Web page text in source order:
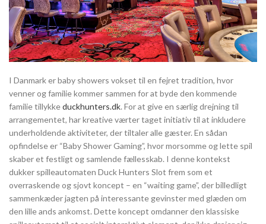
I Danmark er baby showers vokset til en fejret tradition, hvor
venner og familie kommer sammen for at byde den kommende
familie tillykkeduckhunters.dk. For at give en særlig drejning til
arrangementet, har kreative værter taget initiativ til at inkludere
underholdende aktiviteter, der tiltaler alle gæster. En sådan
opfindelse er “Baby Shower Gaming”, hvor morsomme og lette spil
skaber et festligt og samlende fællesskab. I denne kontekst
dukker spilleautomaten Duck Hunters Slot frem som et
overraskende og sjovt koncept – en “waiting game”, der billedligt
sammenkæder jagten på interessante gevinster med glæden om
den lille ands ankomst. Dette koncept omdanner den klassiske